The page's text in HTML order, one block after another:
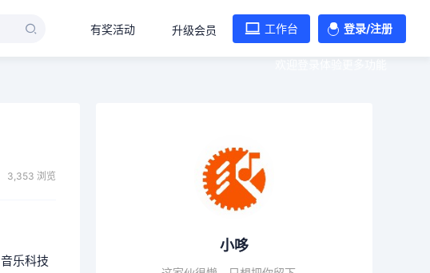
有奖活动 升级会员 工作台 登录/注册
3,353 浏览
音乐科技
小哆